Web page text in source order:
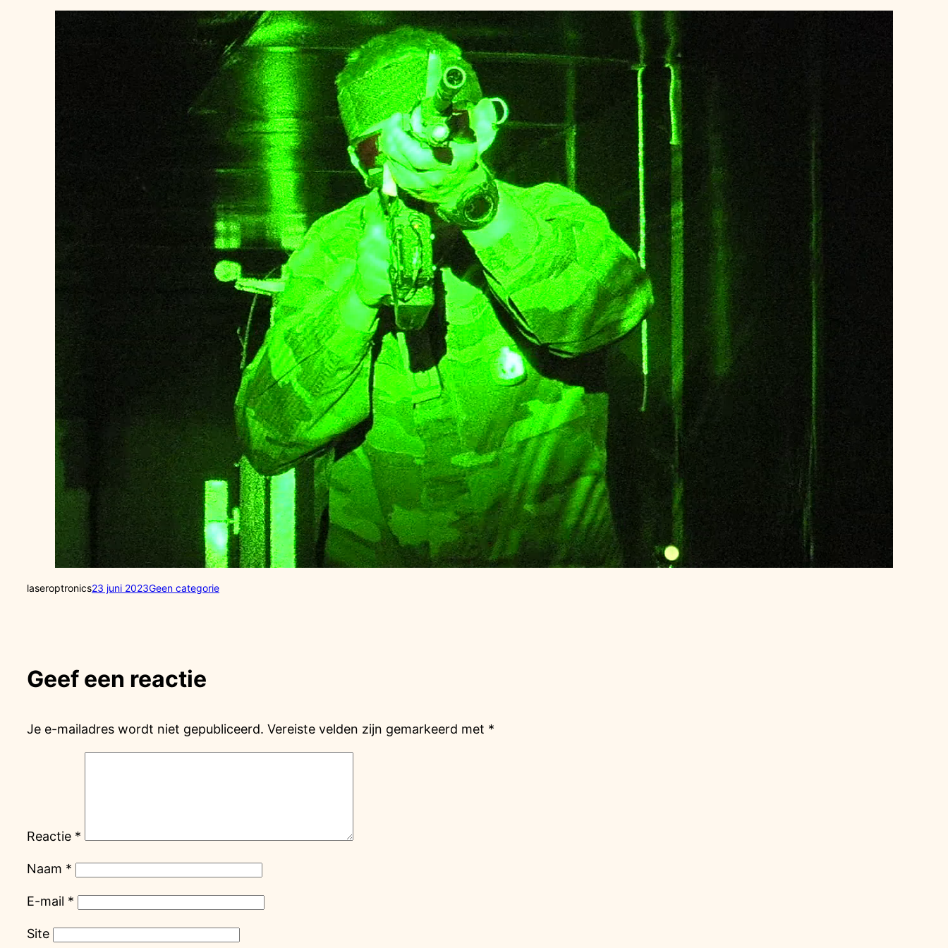
laseroptronics23 juni 2023Geen categorie
Geef een reactie
Je e-mailadres wordt niet gepubliceerd. Vereiste velden zijn gemarkeerd met *
Reactie *
Naam *
E-mail *
Site